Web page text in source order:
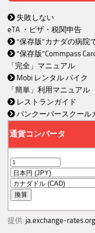
失敗しない
eTA ・ビザ・税関申告
“保存版”カナダの病院
“保存版”Commpass
「完全」マニュアル
Mobi レンタル バイク
「簡単」利用マニュアル
レストランガイド
バンクーバースクール
提供: ja.exchange-rates.org